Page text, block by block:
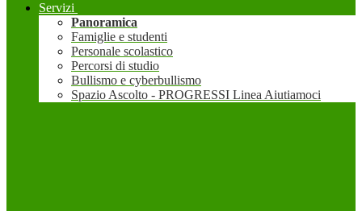
Servizi
Panoramica
Famiglie e studenti
Personale scolastico
Percorsi di studio
Bullismo e cyberbullismo
Spazio Ascolto - PROGRESSI Linea Aiutiamoci